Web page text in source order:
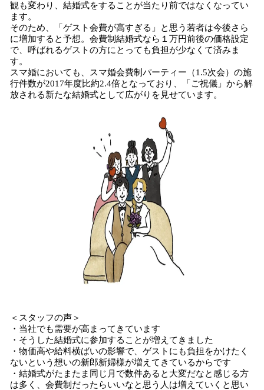
観も変わり、結婚式をすることが当たり前ではなくなってい
ます。
そのため、「ゲスト会費が高すぎる」と思う若者は今後さら
に増加すると予想。会費制結婚式なら１万円前後の価格設定
で、呼ばれるゲストの方にとっても負担が少なくて済みま
す。
スマ婚においても、スマ婚会費制パーティー（1.5次会）の施
行件数が2017年度比約2.4倍となっており、「ご祝儀」から解
放される新たな結婚式として広がりを見せています。
＜スタッフの声＞
・当社でも需要が高まってきています
・そうした結婚式に参加することが増えてきました
・物価高や給料横ばいの影響で、ゲストにも負担をかけたく
ないという想いの新郎新婦様が増えてきているからです
・結婚式がたまたま同じ月で数件あると大変だなと感じる方
は多く、会費制だったらいいなと思う人は増えていくと思い